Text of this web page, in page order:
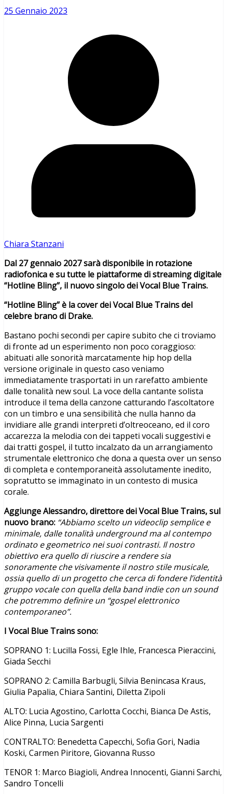
25 Gennaio 2023
Chiara Stanzani
Dal 27 gennaio 2027 sarà disponibile in rotazione
radiofonica e su tutte le piattaforme di streaming digitale
“Hotline Bling”, il nuovo singolo dei Vocal Blue Trains.
“Hotline Bling” è la cover dei Vocal Blue Trains del
celebre brano di Drake.
Bastano pochi secondi per capire subito che ci troviamo
di fronte ad un esperimento non poco coraggioso:
abituati alle sonorità marcatamente hip hop della
versione originale in questo caso veniamo
immediatamente trasportati in un rarefatto ambiente
dalle tonalità new soul. La voce della cantante solista
introduce il tema della canzone catturando l’ascoltatore
con un timbro e una sensibilità che nulla hanno da
invidiare alle grandi interpreti d’oltreoceano, ed il coro
accarezza la melodia con dei tappeti vocali suggestivi e
dai tratti gospel, il tutto incalzato da un arrangiamento
strumentale elettronico che dona a questa over un senso
di completa e contemporaneità assolutamente inedito,
sopratutto se immaginato in un contesto di musica
corale.
Aggiunge Alessandro, direttore dei Vocal Blue Trains, sul
nuovo brano: “Abbiamo scelto un videoclip semplice e
minimale, dalle tonalità underground ma al contempo
ordinato e geometrico nei suoi contrasti. Il nostro
obiettivo era quello di riuscire a rendere sia
sonoramente che visivamente il nostro stile musicale,
ossia quello di un progetto che cerca di fondere l’identità
gruppo vocale con quella della band indie con un sound
che potremmo definire un “gospel elettronico
contemporaneo”.
I Vocal Blue Trains sono:
SOPRANO 1: Lucilla Fossi, Egle Ihle, Francesca Pieraccini,
Giada Secchi
SOPRANO 2: Camilla Barbugli, Silvia Benincasa Kraus,
Giulia Papalia, Chiara Santini, Diletta Zipoli
ALTO: Lucia Agostino, Carlotta Cocchi, Bianca De Astis,
Alice Pinna, Lucia Sargenti
CONTRALTO: Benedetta Capecchi, Sofia Gori, Nadia
Koski, Carmen Piritore, Giovanna Russo
TENOR 1: Marco Biagioli, Andrea Innocenti, Gianni Sarchi,
Sandro Toncelli